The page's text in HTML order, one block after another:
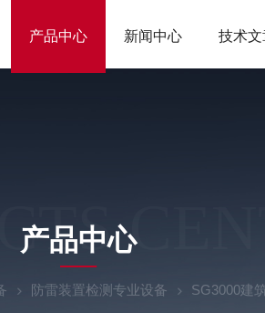
产品中心 新闻中心 技术文
产品中心
防雷装置检测专业设备 SG3000建